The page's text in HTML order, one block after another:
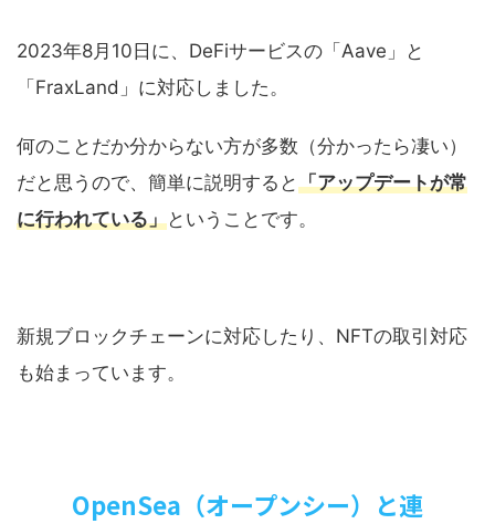
2023年8月10日に、DeFiサービスの「Aave」と
「FraxLand」に対応しました。
何のことだか分からない方が多数（分かったら凄い）
だと思うので、簡単に説明すると「アップデートが常
に行われている」ということです。
新規ブロックチェーンに対応したり、NFTの取引対応
も始まっています。
OpenSea（オープンシー）と連